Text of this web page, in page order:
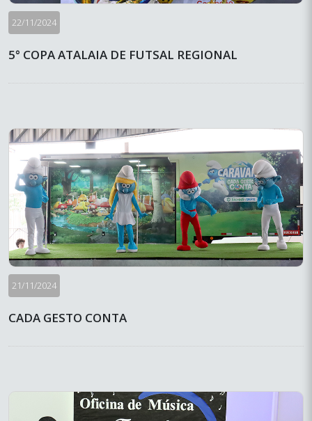
22/11/2024
5° COPA ATALAIA DE FUTSAL REGIONAL
21/11/2024
CADA GESTO CONTA